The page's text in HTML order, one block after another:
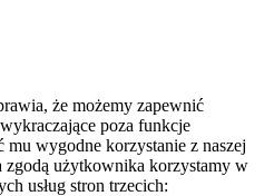
że możemy zapewnić
poza funkcje
wygodne korzystanie z naszej
użytkownika korzystamy w
usług stron trzecich: